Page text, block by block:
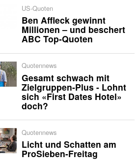
US-Quoten
Ben Affleck gewinnt
Millionen – und beschert
ABC Top-Quoten
Quotennews
Gesamt schwach mit
Zielgruppen-Plus - Lohnt
sich «First Dates Hotel»
doch?
Quotennews
Licht und Schatten am
ProSieben-Freitag